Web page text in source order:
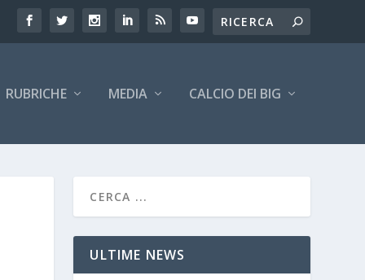
RUBRICHE MEDIA CALCIO DEI BIG
ULTIME NEWS